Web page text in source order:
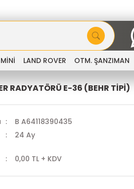
MİNİ LAND ROVER OTM. ŞANZIMAN
RADYATÖRÜ E-36 (BEHR TİPİ)
B A64118390435
24 Ay
0,00 TL + KDV